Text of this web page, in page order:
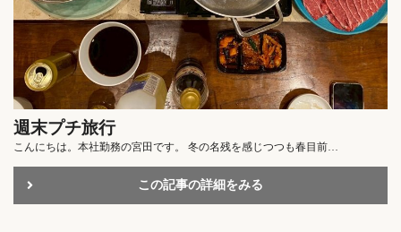
週末プチ旅行
こんにちは。本社勤務の宮田です。 冬の名残を感じつつも春目前…
この記事の詳細をみる